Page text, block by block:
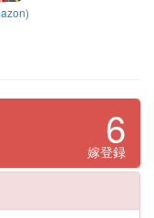
6
嫁登録